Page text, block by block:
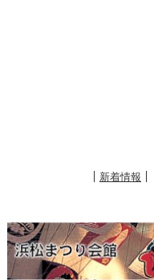
新着情報